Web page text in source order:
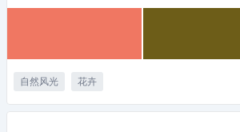
自然风光 花卉